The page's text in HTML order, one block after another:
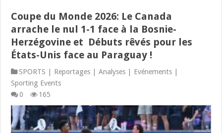
Coupe du Monde 2026: Le Canada
arrache le nul 1-1 face à la Bosnie-
Herzégovine et Débuts rêvés pour les
États-Unis face au Paraguay !
SPORTS | Reportages | Analyses | Evénements |
Sporting Events
0
165